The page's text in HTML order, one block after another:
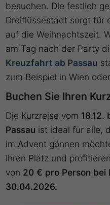
besuchen. Die festlich
Dreiflüssestadt sorgt für
auf die Weihnachtszeit.
am Tag nach der Party
Kreuzfahrt ab Passau
zum Beispiel in Wien
Buchen Sie Ihren
Die Kurzreise vom 18.12.
Passau ist ideal für alle,
im Advent gönnen
Ihren Platz und
von 20 € pro Person bei
30.04.2026.